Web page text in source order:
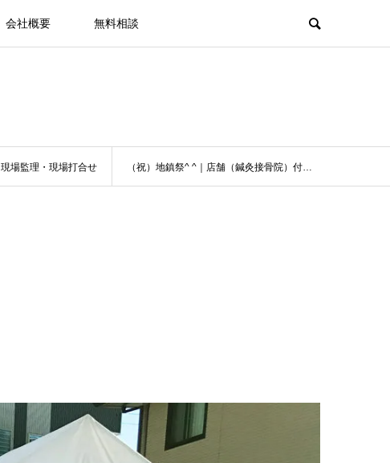
会社概要 無料相談
現場監理・現場打合せ （祝）地鎮祭^ ^｜店舗（鍼灸接骨院）付き住宅